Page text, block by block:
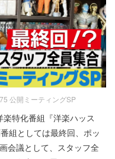
公開ミーティングSP
特化番組『洋楽ハッス
組としては最終回、ポッ
会議として、スタッフ全